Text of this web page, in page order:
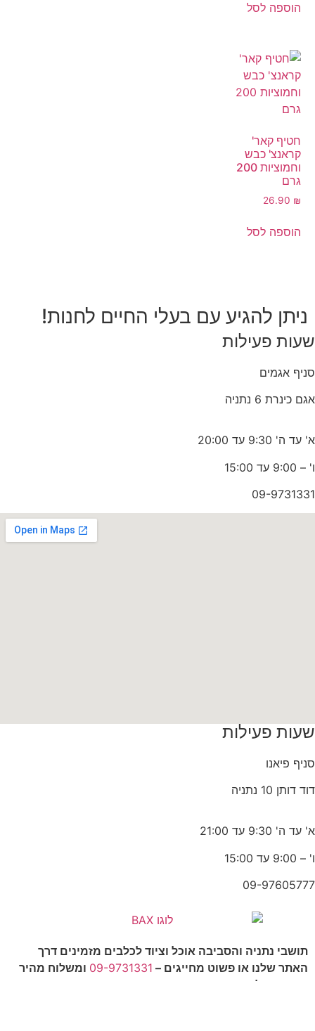
הוספה לסל
חטיף קאר'
קראנצ' כבש
וחמוציות 200
גרם
26.90 ₪
הוספה לסל
ניתן להגיע עם בעלי החיים לחנות!
שעות פעילות
סניף אגמים
אגם כינרת 6 נתניה
א' עד ה' 9:30 עד 20:00
ו' – 9:00 עד 15:00
09-9731331
שעות פעילות
סניף פיאנו
דוד דותן 10 נתניה
א' עד ה' 9:30 עד 21:00
ו' – 9:00 עד 15:00
09-97605777
תושבי נתניה והסביבה אוכל וציוד לכלבים מזמינים דרך
האתר שלנו או פשוט מחייגים – 09-9731331 ומשלוח מהיר
יגיע עד אליכם הביתה.